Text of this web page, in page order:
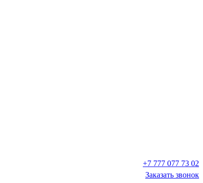
+7 777 077 73 02
Заказать звонок